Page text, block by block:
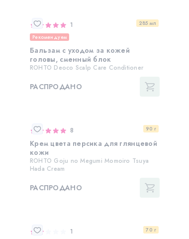
285 мл
1
Рекомендуем
Бальзам с уходом за кожей
головы, сменный блок
ROHTO Deoco Scalp Care Conditioner
РАСПРОДАНО
90 г
8
Крем цвета персика для глянцевой
кожи
ROHTO Goju no Megumi Momoiro Tsuya
Hada Cream
РАСПРОДАНО
70 г
1